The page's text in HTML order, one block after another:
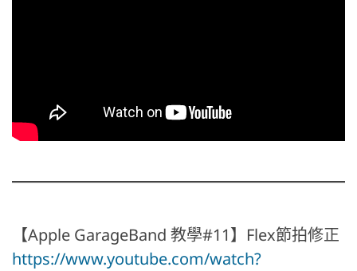
【Apple GarageBand 教學#11】Flex節拍修正
https://www.youtube.com/watch?